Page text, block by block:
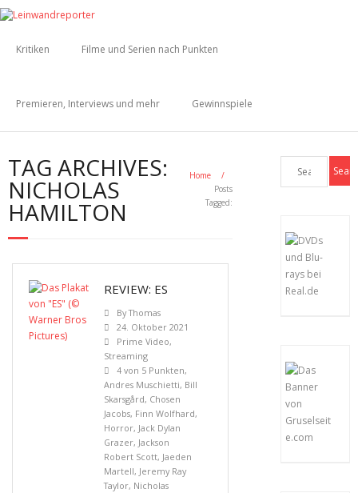
Kritiken Filme und Serien nach Punkten
Premieren, Interviews und mehr Gewinnspiele
TAG ARCHIVES:
NICHOLAS
HAMILTON
Home
/
Posts
Tagged:
REVIEW: ES
ByThomas
24. Oktober 2021
Prime Video,
Streaming
4 von 5 Punkten,
Andres Muschietti, Bill
Skarsgård, Chosen
Jacobs, Finn Wolfhard,
Horror, Jack Dylan
Grazer, Jackson
Robert Scott, Jaeden
Martell, Jeremy Ray
Taylor, Nicholas